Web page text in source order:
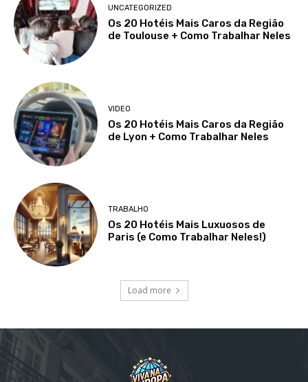
UNCATEGORIZED
Os 20 Hotéis Mais Caros da Região
de Toulouse + Como Trabalhar Neles
VIDEO
Os 20 Hotéis Mais Caros da Região
de Lyon + Como Trabalhar Neles
TRABALHO
Os 20 Hotéis Mais Luxuosos de
Paris (e Como Trabalhar Neles!)
Load more